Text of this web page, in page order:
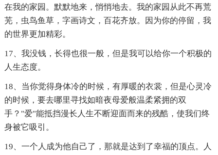
在我的家园。默默地来，悄悄地去。我的家园从此不再荒
芜，虫鸟鱼草，字画诗文，百花齐放。因为你的停留，我
的世界更加精彩。
17、我没钱，长得也很一般，但是我可以给你一个积极的
人生态度。
18、当你觉得身体冷的时候，有厚暖的衣裳，但是心灵冷
的时候，要去哪里寻找如暗夜母爱般温柔紧拥的双
手？"爱"能抵挡漫长人生不断迎面而来的残酷，使我们终
身被它吸引。
19、一个人成为他自己了，那就是达到了幸福的顶点。人